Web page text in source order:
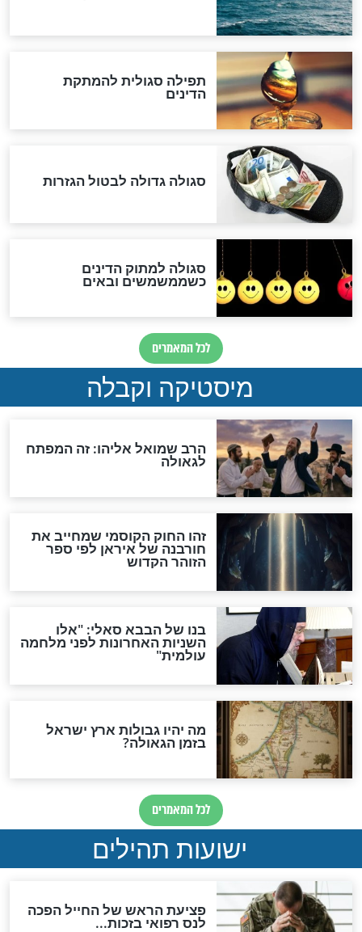
לכל המאמרים
אחרית הימים
האם אפשר לחשב את הקץ?
מה יהיה בימות המשיח?
"לפני הגאולה תהיה אפיקורסות
והכחשה גדולה מאוד של
האמונה"
האם לאחר בוא המשיח יהיה
אפשר לחזור בתשובה?
לכל המאמרים
להמתקת הדינים וביטול
גזרות